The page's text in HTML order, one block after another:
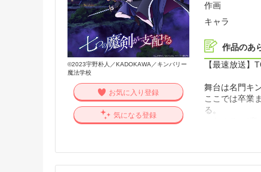
©2023宇野朴人／KADOKAWA／キンバリー
魔法学校
お気に入り登録
気になる登録
作画
キャラ
作品のあ
【最速放送
舞台は名門キ
ここでは卒業
る。
影が 見え隠れ
い、魔法使い